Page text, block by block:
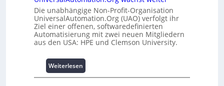
m
m
n
i
s
e
4
0
A
Die unabhängige Non-Profit-Organisation
UniversalAutomation.Org (UAO) verfolgt ihr
Ziel einer offenen, softwaredefinierten
Automatisierung mit zwei neuen Mitgliedern
aus den USA: HPE und Clemson University.
Weiterlesen
U